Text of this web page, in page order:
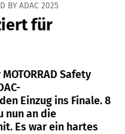
BY ADAC 2025
für
Safety
Einzug ins Finale. 8
nun an die
Es war ein hartes